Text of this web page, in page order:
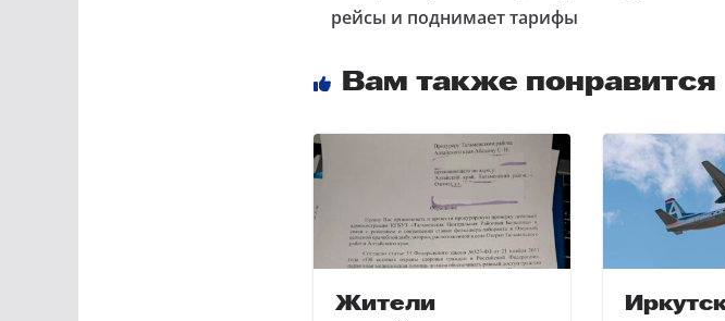
рейсы и поднимает тарифы
Вам также понравится
Жители